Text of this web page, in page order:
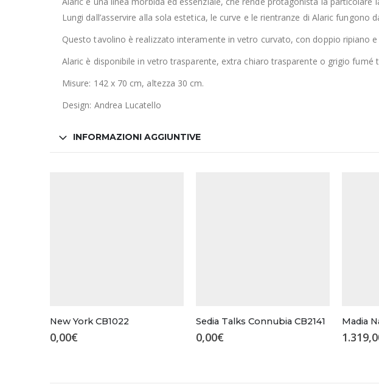
Lungi dall’asservire alla sola estetica, le curve e le rientranze di Alaric fungono
Questo tavolino è realizzato interamente in vetro curvato, con doppio ripiano
Alaric è disponibile in vetro trasparente, extra chiaro trasparente o grigio fumé
Misure: 142 x 70 cm, altezza 30 cm.
Design: Andrea Lucatello
INFORMAZIONI AGGIUNTIVE
New York CB1022
0,00€
Sedia Talks Connubia CB2141
0,00€
Madia